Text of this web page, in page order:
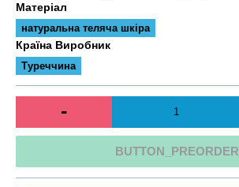
Матеріал
натуральна теляча шкіра
Країна Виробник
Туреччина
-
BUTTON_PREORDER